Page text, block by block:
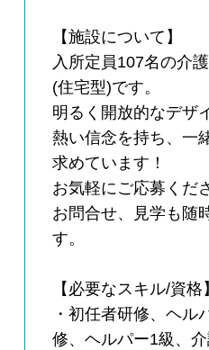
【施設について】
入所定員107名の介
(住宅型)です。
明るく開放的なデザ
熱い信念を持ち、一
求めています！
お気軽にご応募くだ
お問合せ、見学も随
す。
【必要なスキル/資格
・初任者研修、ヘル
修、ヘルパー1級、